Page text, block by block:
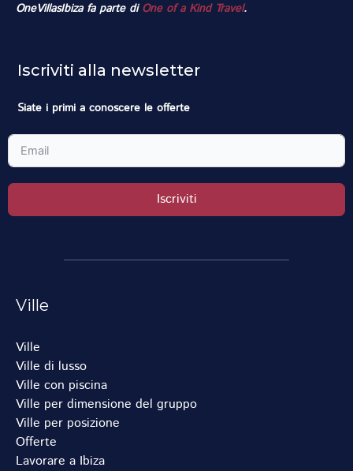
OneVillasIbiza fa parte di One of a Kind Travel.
Iscriviti alla newsletter
Siate i primi a conoscere le offerte
Iscriviti
Ville
Ville
Ville di lusso
Ville con piscina
Ville per dimensione del gruppo
Ville per posizione
Offerte
Lavorare a Ibiza